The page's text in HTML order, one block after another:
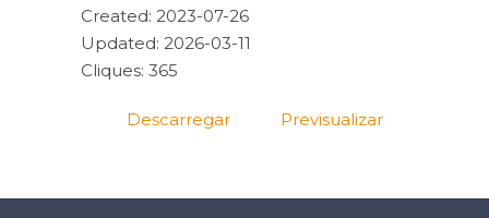
Created: 2023-07-26
Updated: 2026-03-11
Cliques: 365
Descarregar Previsualizar